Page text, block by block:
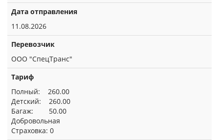
Дата отправления
11.08.2026
Перевозчик
ООО "СпецТранс"
Тариф
Полный: 260.00
Детский: 260.00
Багаж: 50.00
Добровольная
Страховка: 0